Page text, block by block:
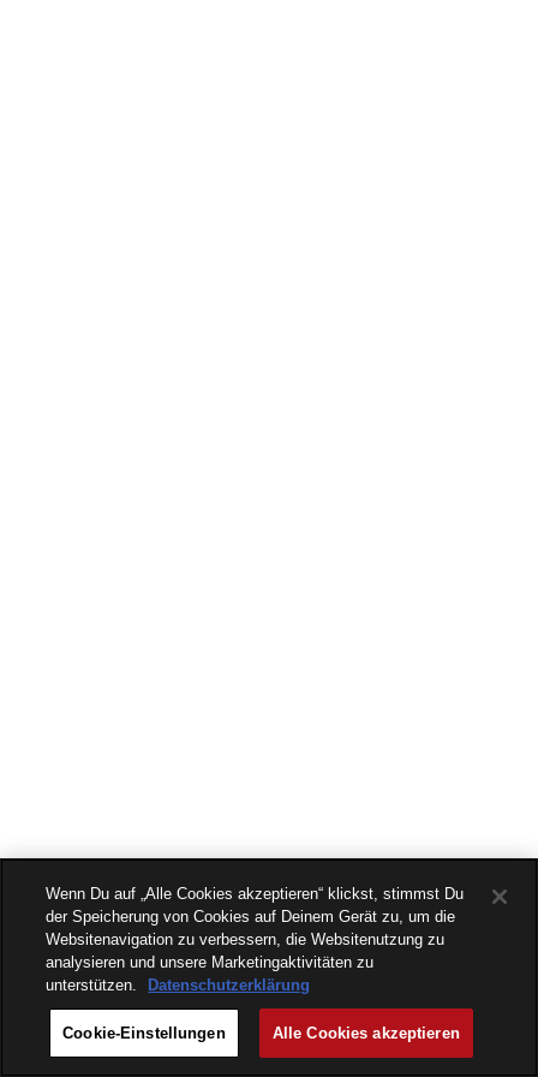
Wenn Du auf „Alle Cookies akzeptieren“ klickst, stimmst Du
der Speicherung von Cookies auf Deinem Gerät zu, um die
Websitenavigation zu verbessern, die Websitenutzung zu
analysieren und unsere Marketingaktivitäten zu
unterstützen.
Datenschutzerklärung
Cookie-Einstellungen Alle Cookies akzeptieren